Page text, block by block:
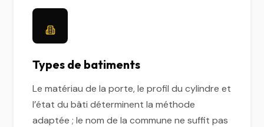
Types de batiments
Le matériau de la porte, le profil du cylindre et
l’état du bâti déterminent la méthode
adaptée ; le nom de la commune ne suffit pas